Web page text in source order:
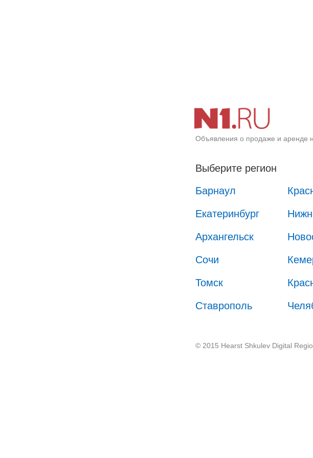
Объявления о продаже и аренде
Выберите регион
Барнаул
Екатеринбург
Архангельск
Сочи
Томск
Ставрополь
© 2015 Hearst Shkulev Digital